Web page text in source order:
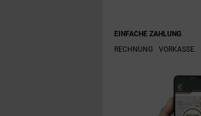
EINFACHE ZAHLUNG
RECHNUNG
VORKASSE